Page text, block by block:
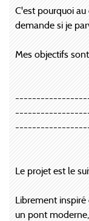
C'est pourquoi
demande si je
Mes objectifs
Le projet est le
Librement
un pont